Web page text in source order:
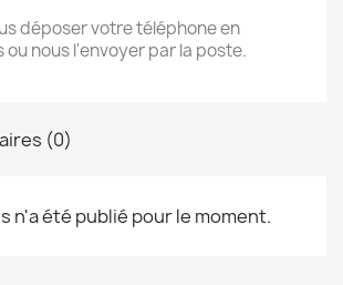
déposer votre téléphone en
ou nous l'envoyer par la poste.
(0)
n'a été publié pour le moment.